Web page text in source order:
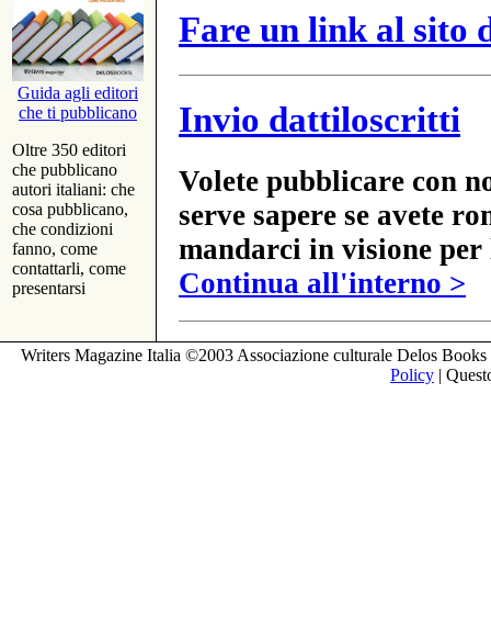
Guida agli editori
che ti pubblicano
Oltre 350 editori
che pubblicano
autori italiani: che
cosa pubblicano,
che condizioni
fanno, come
contattarli, come
presentarsi
Fare un link al sito
Invio dattiloscritti
Volete pubblicare con
serve sapere se avete
mandarci in visione
Continua all'interno >
Writers Magazine Italia ©2003 Associazione culturale Delos
Policy |